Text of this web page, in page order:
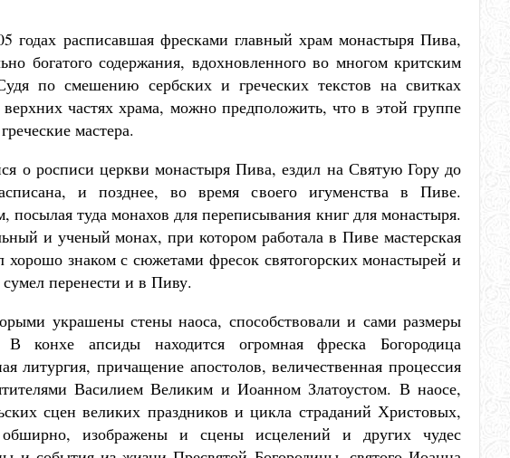
годах расписавшая фресками главный храм монастыря Пива,
богатого содержания, вдохновленного во многом критским
по смешению сербских и греческих текстов на свитках
частях храма, можно предположить, что в этой группе
мастера.
о росписи церкви монастыря Пива, ездил на Святую Гору до
и позднее, во время своего игуменства в Пиве.
туда монахов для переписывания книг для монастыря.
и ученый монах, при котором работала в Пиве мастерская
знаком с сюжетами фресок святогорских монастырей и
перенести и в Пиву.
украшены стены наоса, способствовали и сами размеры
В конхе апсиды находится огромная фреска Богородица
литургия, причащение апостолов, величественная процессия
Василием Великим и Иоанном Златоустом. В наосе,
сцен великих праздников и цикла страданий Христовых,
обширно, изображены и сцены исцелений и других чудес